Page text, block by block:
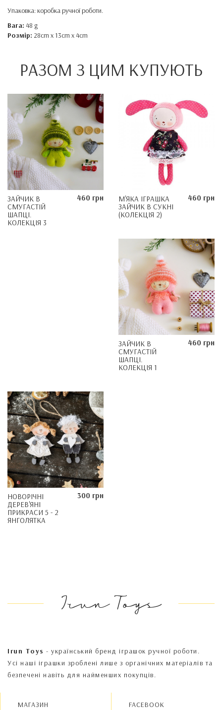
Упаковка: коробка ручної роботи.
Вага: 48 g
Розмір: 28cm x 13cm x 4cm
РАЗОМ З ЦИМ КУПУЮТЬ
ЗАЙЧИК В
СМУГАСТІЙ
ШАПЦІ.
КОЛЕКЦІЯ 3
460 грн
М'ЯКА ІГРАШКА
ЗАЙЧИК В СУКНІ
(КОЛЕКЦІЯ 2)
460 грн
ЗАЙЧИК В
СМУГАСТІЙ
ШАПЦІ.
КОЛЕКЦІЯ 1
460 грн
НОВОРІЧНІ
ДЕРЕВ'ЯНІ
ПРИКРАСИ 5 - 2
ЯНГОЛЯТКА
300 грн
Irun Toys
Irun Toys - український бренд іграшок ручної роботи.
Усі наші іграшки зроблені лише з органічних матеріалів та
безпечені навіть для найменших покупців.
МАГАЗИН FACEBOOK